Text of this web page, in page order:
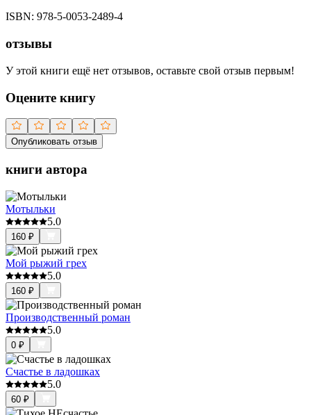
ISBN: 978-5-0053-2489-4
отзывы
У этой книги ещё нет отзывов, оставьте свой отзыв первым!
Оцените книгу
Опубликовать отзыв
книги автора
Мотыльки
5.0
160 ₽
Мой рыжий грех
5.0
160 ₽
Производственный роман
5.0
0 ₽
Счастье в ладошках
5.0
60 ₽